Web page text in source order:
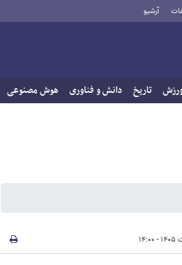
آرشیو
تاریخ دانش و فناوری هوش مصنوعی